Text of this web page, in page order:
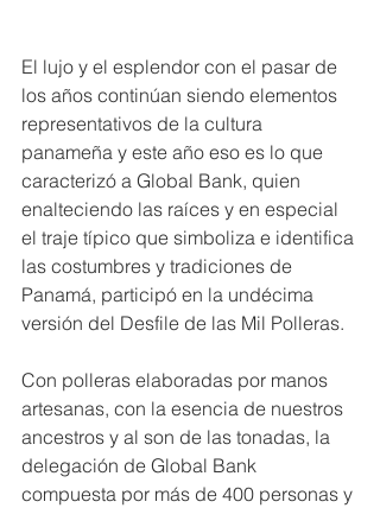
El lujo y el esplendor con el pasar de
los años continúan siendo elementos
representativos de la cultura
panameña y este año eso es lo que
caracterizó a Global Bank, quien
enalteciendo las raíces y en especial
el traje típico que simboliza e identifica
las costumbres y tradiciones de
Panamá, participó en la undécima
versión del Desfile de las Mil Polleras.
Con polleras elaboradas por manos
artesanas, con la esencia de nuestros
ancestros y al son de las tonadas, la
delegación de Global Bank
compuesta por más de 400 personas y